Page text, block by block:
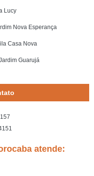
Lucy
Nova Esperança
Casa Nova
Guarujá
atende: